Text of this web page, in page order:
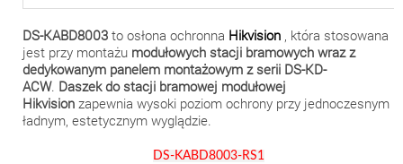
DS-KABD8003 to osłona ochronna Hikvision , która stosowana
jest przy montażu modułowych stacji bramowych wraz z
dedykowanym panelem montażowym z serii DS-KD-
ACW. Daszek do stacji bramowej modułowej
Hikvision zapewnia wysoki poziom ochrony przy jednoczesnym
ładnym, estetycznym wyglądzie.
DS-KABD8003-RS1